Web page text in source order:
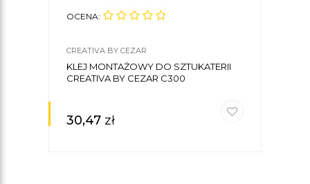
OCENA:
CREATIVA BY CEZAR
KLEJ MONTAŻOWY DO SZTUKATERII
CREATIVA BY CEZAR C300
30,47 zł